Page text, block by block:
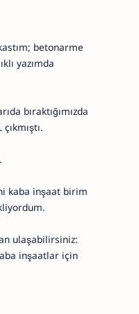
betonarme
yazımda
bıraktığımızda
kaba inşaat birim
ulaşabilirsiniz:
inşaatlar için